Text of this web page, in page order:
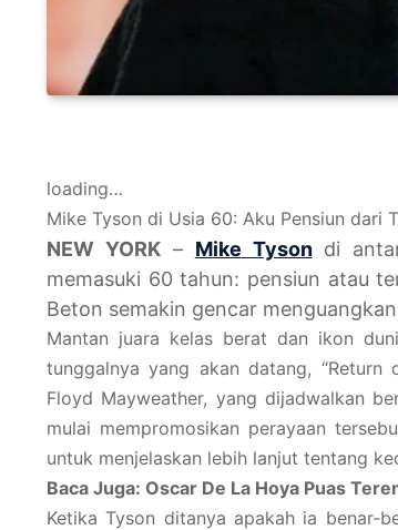
loading…
Mike Tyson di Usia 60: Aku Pensiun dari
NEW YORK– Mike Tysondi
memasuki 60 tahun: pensiun atau
Beton semakin gencar
Mantan juara kelas berat dan ikon
tunggalnya yang akan datang, “Return
Floyd Mayweather, yang dijadwalkan
mulai mempromosikan perayaan
untuk menjelaskan lebih lanjut tentang
Baca Juga: Oscar De La Hoya Puas
Ketika Tyson ditanya apakah ia benar-